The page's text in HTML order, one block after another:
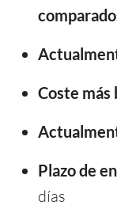
Coste más
Plazo de
días